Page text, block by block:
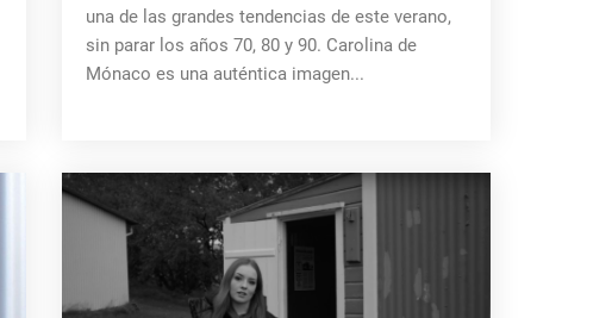
una de las grandes tendencias de este verano,
sin parar los años 70, 80 y 90. Carolina de
Mónaco es una auténtica imagen...